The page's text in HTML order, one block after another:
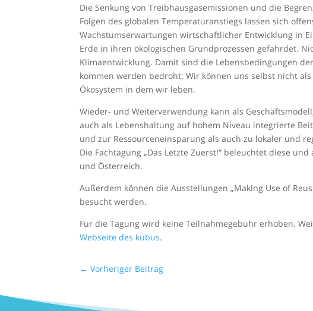
Die Senkung von Treibhausgasemissionen und die
Folgen des globalen Temperaturanstiegs lassen sich
Wachstumserwartungen wirtschaftlicher Entwicklung in
Erde in ihren ökologischen Grundprozessen gefährdet.
Klimaentwicklung. Damit sind die Lebensbedingungen
kommen werden bedroht: Wir können uns selbst nicht
Ökosystem in dem wir leben.
Wieder- und Weiterverwendung kann als
auch als Lebenshaltung auf hohem Niveau integrierte
und zur Ressourceneinsparung als auch zu lokaler und
Die Fachtagung „Das Letzte Zuerst!“ beleuchtet diese
und Österreich.
Außerdem können die Ausstellungen „Making Use of
besucht werden.
Für die Tagung wird keine Teilnahmegebühr erhoben.
Webseite des kubus.
←Vorheriger Beitrag